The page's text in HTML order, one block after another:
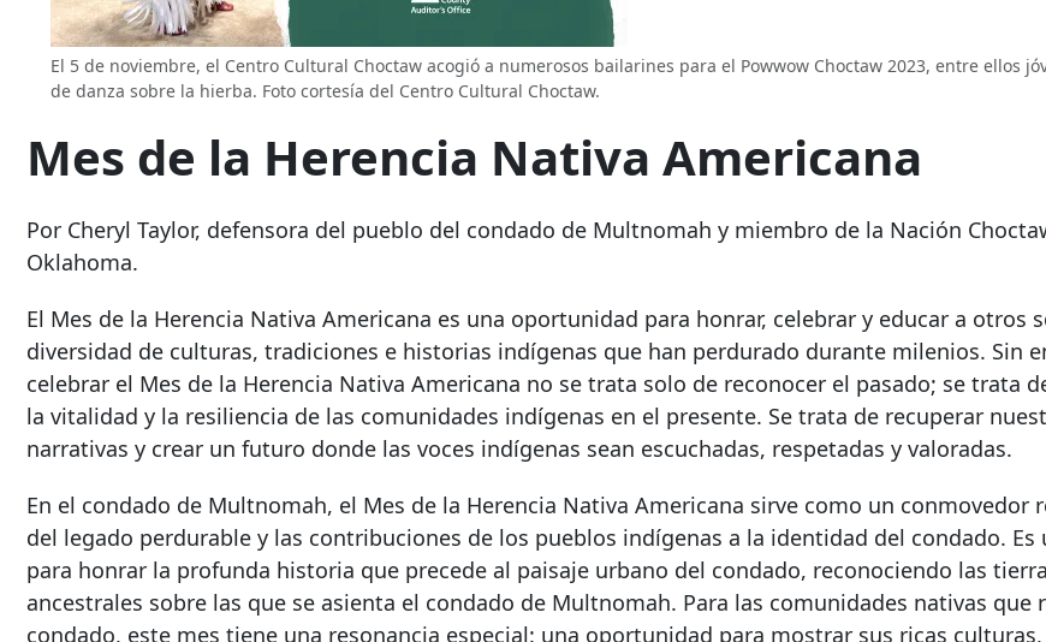
El 5 de noviembre, el Centro Cultural Choctaw acogió a numerosos bailarines para el Powwow Choctaw 2023, entre ellos
de danza sobre la hierba. Foto cortesía del Centro Cultural Choctaw.
Mes de la Herencia Nativa Americana
Por Cheryl Taylor, defensora del pueblo del condado de Multnomah y miembro de la Nación
Oklahoma.
El Mes de la Herencia Nativa Americana es una oportunidad para honrar, celebrar y educar a otros
diversidad de culturas, tradiciones e historias indígenas que han perdurado durante milenios. Sin
celebrar el Mes de la Herencia Nativa Americana no se trata solo de reconocer el pasado; se trata
la vitalidad y la resiliencia de las comunidades indígenas en el presente. Se trata de recuperar
narrativas y crear un futuro donde las voces indígenas sean escuchadas, respetadas y valoradas.
En el condado de Multnomah, el Mes de la Herencia Nativa Americana sirve como un conmovedor
del legado perdurable y las contribuciones de los pueblos indígenas a la identidad del condado.
para honrar la profunda historia que precede al paisaje urbano del condado, reconociendo las
ancestrales sobre las que se asienta el condado de Multnomah. Para las comunidades nativas que
condado, este mes tiene una resonancia especial: una oportunidad para mostrar sus ricas